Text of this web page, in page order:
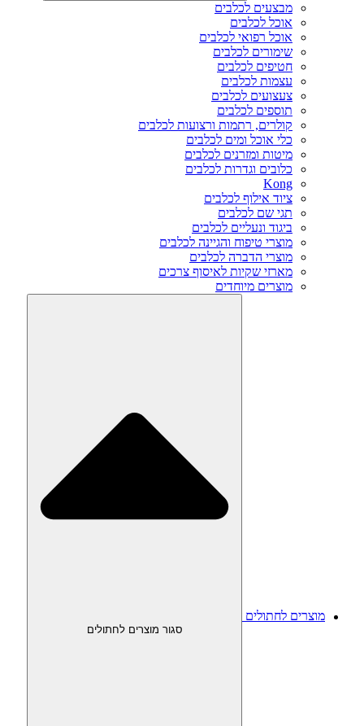
מבצעים לכלבים
אוכל לכלבים
אוכל רפואי לכלבים
שימורים לכלבים
חטיפים לכלבים
עצמות לכלבים
צעצועים לכלבים
תוספים לכלבים
קולרים, רתמות ורצועות לכלבים
כלי אוכל ומים לכלבים
מיטות ומזרנים לכלבים
כלובים וגדרות לכלבים
Kong
ציוד אילוף לכלבים
תגי שם לכלבים
ביגוד ונעליים לכלבים
מוצרי טיפוח והגיינה לכלבים
מוצרי הדברה לכלבים
מארזי שקיות לאיסוף צרכים
מוצרים מיוחדים
מוצרים לחתולים
סגור מוצרים לחתולים